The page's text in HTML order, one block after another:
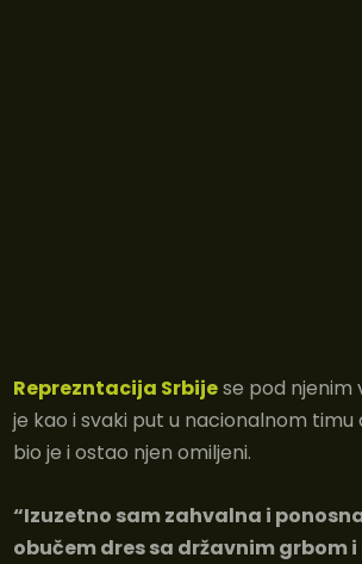
Reprezntacija Srbijese pod
je kao i svaki put u nacionalnom
bio je i ostao njen omiljeni.
“Izuzetno sam zahvalna i
obučem dres sa državnim grbom